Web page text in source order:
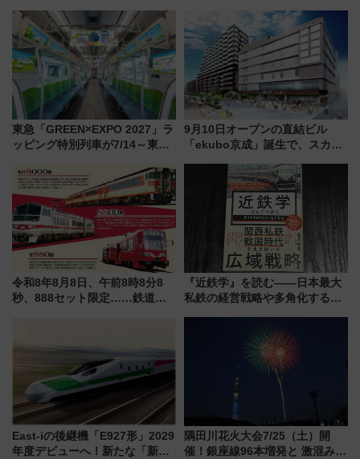
東急「GREEN×EXPO 2027」ラ
ッピング特別列車が7/14～東
ー！ 注目の編成やデザインまと
め
9月10日オープンの直結ビル
「ekubo京成」誕生で、スカイ
新鎌ヶ谷はどう変わる？ 全テナ
ント情報も公開！
令和8年8月8日、午前8時8分8
秒、888セット限定……鉄道各
『近鉄学』を読む――日本最大
私鉄の経営戦略や多角化する事
East-iの後継機「E927形」2029
年度デビューへ！新たな「新幹
隅田川花火大会7/25（土）開
催！銀座線96本増発と 激混みの